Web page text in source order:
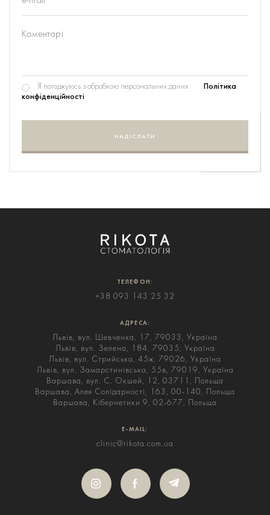
Я погоджуюсь з обробкою персональних даних
Політика
конфіденційності
НАДІСЛАТИ
ТЕЛЕФОН:
+38 093 143 25 32
АДРЕСА:
Львів, вул. Шевченка, 17, 79033, Україна
Львів, вул. Зелена, 184, 79035, Україна
Львів, вул. Стрийська, 45ж, 79026, Україна
Львів, вул. Замарстинівська, 55в, 79019, Україна
Варшава, вул. С. Окшей, 12, 03711, Польща
Варшава, Алея Солідарності, 163, 00-140, Польща
Варшава, Кібернетики 9, 02-677, Польща
E-MAIL:
clinic@rikota.com.ua